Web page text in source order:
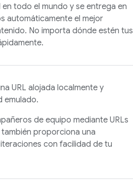
todo el mundo y se entrega en
automáticamente el mejor
No importa dónde estén tus
URL alojada localmente y
emulado.
de equipo mediante URLs
también proporciona una
con facilidad de tu